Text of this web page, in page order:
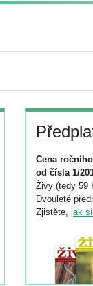
Cena
od čísla 1/
Živy (tedy 59
Dvouleté
Zjistěte, jak